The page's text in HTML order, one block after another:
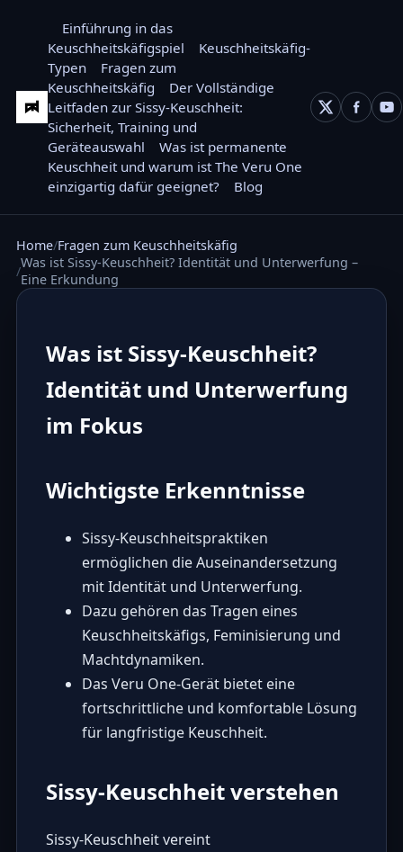
Einführung in das
Keuschheitskäfigspiel
Keuschheitskäfig-
Typen
Fragen zum
Keuschheitskäfig
Der Vollständige
Leitfaden zur Sissy-Keuschheit:
Sicherheit, Training und
Geräteauswahl
Was ist permanente
Keuschheit und warum ist The Veru One
einzigartig dafür geeignet?
Blog
Home Fragen zum Keuschheitskäfig
Was ist Sissy-Keuschheit? Identität und Unterwerfung –
Eine Erkundung
Was ist Sissy-Keuschheit?
Identität und Unterwerfung
im Fokus
Wichtigste Erkenntnisse
Sissy-Keuschheitspraktiken
ermöglichen die Auseinandersetzung
mit Identität und Unterwerfung.
Dazu gehören das Tragen eines
Keuschheitskäfigs, Feminisierung und
Machtdynamiken.
Das Veru One-Gerät bietet eine
fortschrittliche und komfortable Lösung
für langfristige Keuschheit.
Sissy-Keuschheit verstehen
Sissy-Keuschheit vereint